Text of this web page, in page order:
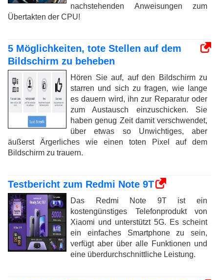
nachstehenden Anweisungen zum
Übertakten der CPU!
5 Möglichkeiten, tote Stellen auf dem
Bildschirm zu beheben
Hören Sie auf, auf den Bildschirm zu
starren und sich zu fragen, wie lange
es dauern wird, ihn zur Reparatur oder
zum Austausch einzuschicken. Sie
haben genug Zeit damit verschwendet,
über etwas so Unwichtiges, aber
äußerst Ärgerliches wie einen toten Pixel auf dem
Bildschirm zu trauern.
Testbericht zum Redmi Note 9T
Das Redmi Note 9T ist ein
kostengünstiges Telefonprodukt von
Xiaomi und unterstützt 5G. Es scheint
ein einfaches Smartphone zu sein,
verfügt aber über alle Funktionen und
eine überdurchschnittliche Leistung.